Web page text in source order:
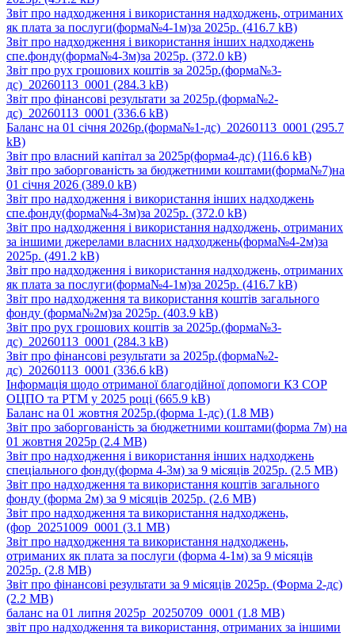
Звіт про надходження і використання надходжень, отриманих
як плата за послуги(форма№4-1м)за 2025р. (416.7 kB)
Звіт про надходження і використання інших надходжень
спе.фонду(форма№4-3м)за 2025р. (372.0 kB)
Звіт про рух грошових коштів за 2025р.(форма№3-
дс)_20260113_0001 (284.3 kB)
Звіт про фінансові результати за 2025р.(форма№2-
дс)_20260113_0001 (336.6 kB)
Баланс на 01 січня 2026р.(форма№1-дс)_20260113_0001 (295.7
kB)
Звіт про власний капітал за 2025р(форма4-дс) (116.6 kB)
Звіт про заборгованість за бюджетними коштами(форма№7)на
01 січня 2026 (389.0 kB)
Звіт про надходження і використання інших надходжень
спе.фонду(форма№4-3м)за 2025р. (372.0 kB)
Звіт про надходження і використання надходжень, отриманих
за іншими джерелами власних надходжень(форма№4-2м)за
2025р. (491.2 kB)
Звіт про надходження і використання надходжень, отриманих
як плата за послуги(форма№4-1м)за 2025р. (416.7 kB)
Звіт про надходження та використання коштів загального
фонду (форма№2м)за 2025р. (403.9 kB)
Звіт про рух грошових коштів за 2025р.(форма№3-
дс)_20260113_0001 (284.3 kB)
Звіт про фінансові результати за 2025р.(форма№2-
дс)_20260113_0001 (336.6 kB)
Інформація щодо отриманої благодійної допомоги КЗ СОР
ОЦПО та РТМ у 2025 році (665.9 kB)
Баланс на 01 жовтня 2025р.(форма 1-дс) (1.8 MB)
Звіт про заборгованість за бюджетними коштами(форма 7м) на
01 жовтня 2025р (2.4 MB)
Звіт про надходження і використання інших надходжень
спеціального фонду(форма 4-3м) за 9 місяців 2025р. (2.5 MB)
Звіт про надходження та використання коштів загального
фонду (форма 2м) за 9 місяців 2025р. (2.6 MB)
Звіт про надходження та використання надходжень,
(фор_20251009_0001 (3.1 MB)
Звіт про надходження та використання надходжень,
отриманих як плата за послуги (форма 4-1м) за 9 місяців
2025р. (2.8 MB)
Звіт про фінансові результати за 9 місяців 2025р. (Форма 2-дс)
(2.2 MB)
баланс на 01 липня 2025р_20250709_0001 (1.8 MB)
звіт про надходження та використання, отриманих за іншими